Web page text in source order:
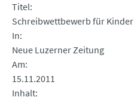
Titel
Schreibwettbewerb für Kinder
In
Neue Luzerner Zeitung
Am
15.11.2011
Inhalt